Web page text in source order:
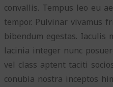
convallis. Tempus leo eu
tempor. Pulvinar vivamus
bibendum egestas. Iaculis
lacinia integer nunc
vel class aptent taciti
conubia nostra inceptos